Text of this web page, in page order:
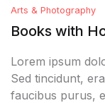
Arts & Photography
Books with
Lorem ipsum
Sed tincidunt,
faucibus purus,